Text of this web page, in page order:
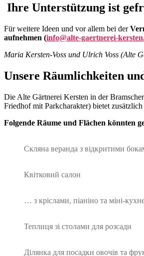
Ihre Unterstützung ist
Für weitere Ideen und vor allem bei der
aufnehmen (info@alte-gaertnerei-
Maria Kersten-Voss und Ulrich Voss (Alte
Unsere Räumlichkeiten
Die Alte Gärtnerei Kersten in der
Friedhof mit Parkcharakter) bietet
Folgende Räume und Flächen könnten
Скляна веранда з відкритими
Квітковий салон
… з кріслами, піаніно та міні-
Теплиця зі столами для розсади
Ділянка для посадки овочів та